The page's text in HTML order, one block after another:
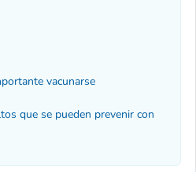
vacunarse
que se pueden prevenir con